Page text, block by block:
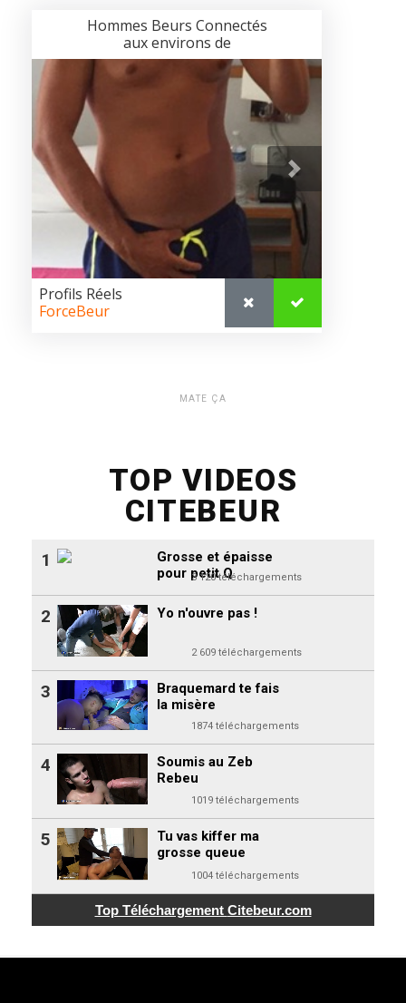
MATE ÇA
TOP VIDEOS
CITEBEUR
Grosse et épaisse
pour petit Q
3 120 téléchargements
1
Yo n'ouvre pas !
2 609 téléchargements
2
Braquemard te fais
la misère
1874 téléchargements
3
Soumis au Zeb
Rebeu
1019 téléchargements
4
Tu vas kiffer ma
grosse queue
1004 téléchargements
5
Top Téléchargement Citebeur.com